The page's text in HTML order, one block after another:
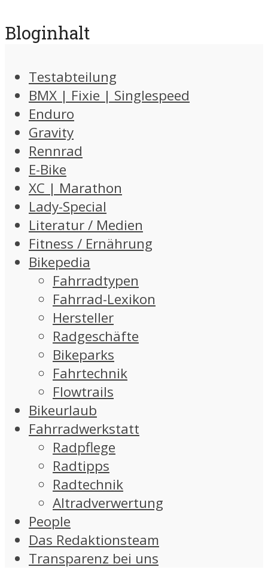
Bloginhalt
Testabteilung
BMX | Fixie | Singlespeed
Enduro
Gravity
Rennrad
E-Bike
XC | Marathon
Lady-Special
Literatur / Medien
Fitness / Ernährung
Bikepedia
Fahrradtypen
Fahrrad-Lexikon
Hersteller
Radgeschäfte
Bikeparks
Fahrtechnik
Flowtrails
Bikeurlaub
Fahrradwerkstatt
Radpflege
Radtipps
Radtechnik
Altradverwertung
People
Das Redaktionsteam
Transparenz bei uns